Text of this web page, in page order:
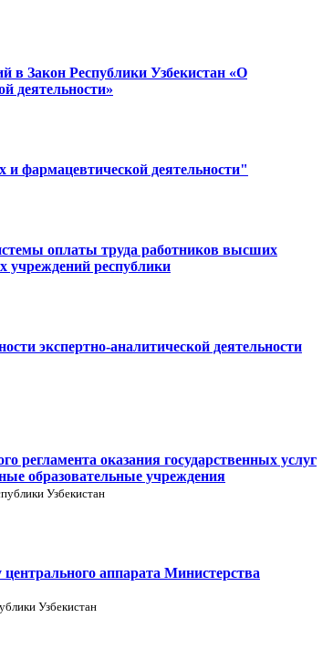
в Закон Республики Узбекистан «О
деятельности»
и фармацевтической деятельности"
оплаты труда работников высших
учреждений республики
экспертно-аналитической деятельности
регламента оказания государственных услуг
образовательные учреждения
Узбекистан
аппарата Министерства
Узбекистан